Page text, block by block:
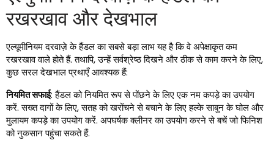
रखरखाव और देखभाल
एल्यूमीनियम दरवाज़े के हैंडल का सबसे बड़ा लाभ यह है कि वे अपेक्षाकृत कम
रखरखाव वाले होते हैं. तथापि, उन्हें सर्वश्रेष्ठ दिखने और ठीक से काम करने के लिए,
कुछ सरल देखभाल प्रथाएँ आवश्यक हैं:
नियमित सफाई: हैंडल को नियमित रूप से पोंछने के लिए एक नम कपड़े का उपयोग
करें. सख्त दागों के लिए, सतह को खरोंचने से बचाने के लिए हल्के साबुन के घोल और
मुलायम कपड़े का उपयोग करें. अपघर्षक क्लीनर का उपयोग करने से बचें जो फिनिश
को नुकसान पहुंचा सकते हैं.